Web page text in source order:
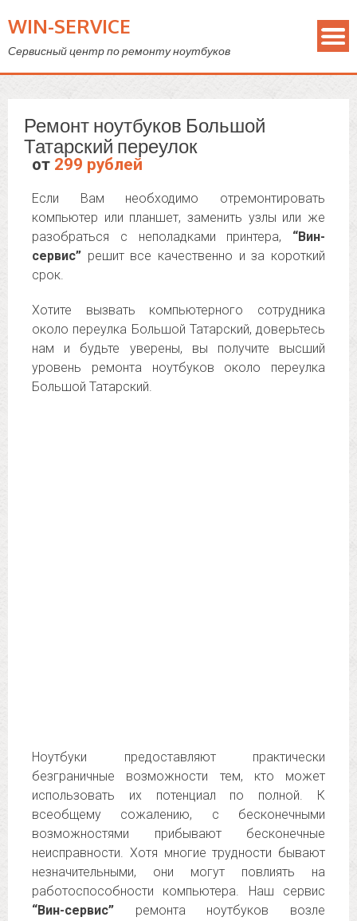
WIN-SERVICE
Сервисный центр по ремонту ноутбуков
Ремонт ноутбуков Большой
Татарский переулок
от 299 рублей
Если Вам необходимо отремонтировать
компьютер или планшет, заменить узлы или же
разобраться с неполадками принтера, “Вин-
сервис” решит все качественно и за короткий
срок.
Хотите вызвать компьютерного сотрудника
около переулка Большой Татарский, доверьтесь
нам и будьте уверены, вы получите высший
уровень ремонта ноутбуков около переулка
Большой Татарский.
Ноутбуки предоставляют практически
безграничные возможности тем, кто может
использовать их потенциал по полной. К
всеобщему сожалению, с бесконечными
возможностями прибывают бесконечные
неисправности. Хотя многие трудности бывают
незначительными, они могут повлиять на
работоспособности компьютера. Наш сервис
“Вин-сервис” ремонта ноутбуков возле